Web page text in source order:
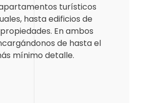
turísticos
hasta edificios de
En ambos
de hasta el
mínimo detalle.